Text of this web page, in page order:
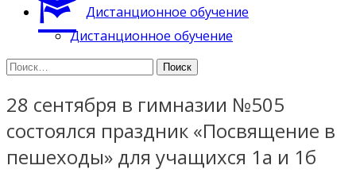
Дистанционное обучение
Дистанционное обучение
Найти:
28 сентября в гимназии №505
состоялся праздник «Посвящение в
пешеходы» для учащихся 1а и 1б